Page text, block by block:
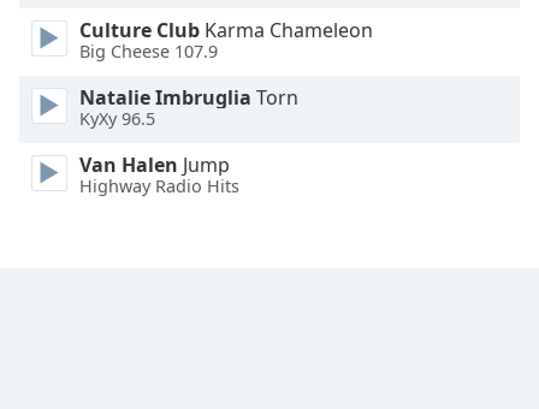
Edge
Style
Font
Culture Club Karma Chameleon
Big Cheese 107.9
Natalie Imbruglia Torn
KyXy 96.5
Van Halen Jump
Highway Radio Hits